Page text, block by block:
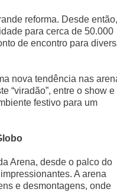
reforma. Desde então,
para cerca de 50.000
de encontro para
nova tendência nas
“viradão”, entre o show e
festivo para um
Arena, desde o palco do
A arena
e desmontagens, onde